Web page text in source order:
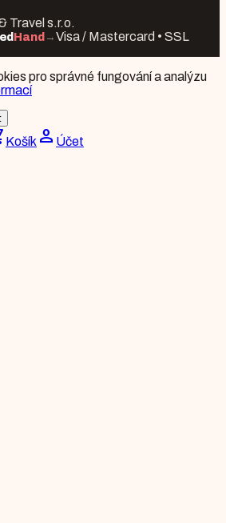
Travel s.r.o.
Hand→Visa / Mastercard • SSL
pro správné fungování a analýzu
Košík person Účet